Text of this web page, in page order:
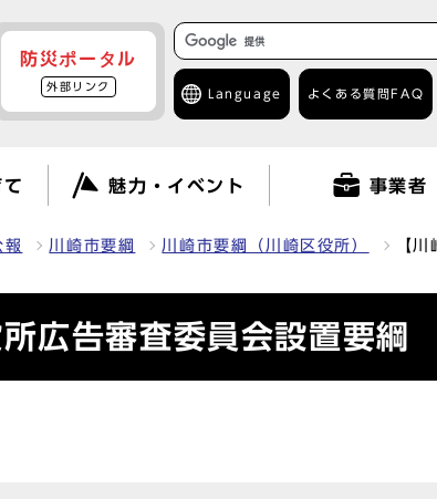
防災ポータル
外部リンク
Language よくある質問 FAQ
魅力・イベント 事業者
報 川崎市要綱 川崎市要綱（川崎区役所） 【
広告審査委員会設置要綱